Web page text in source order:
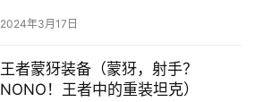
2024年3月17日
王者蒙犽装备（蒙犽，射手？
NONO！王者中的重装坦克）